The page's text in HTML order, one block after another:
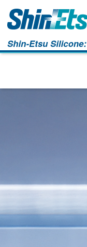
Shin-Etsu Silicone: